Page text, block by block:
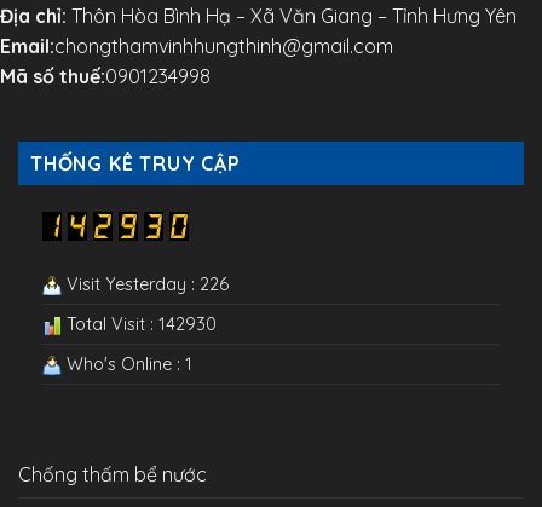
Địa chỉ: Thôn Hòa Bình Hạ – Xã Văn Giang – Tỉnh Hưng Yên
Email:chongthamvinhhungthinh@gmail.com
Mã số thuế:0901234998
THỐNG KÊ TRUY CẬP
Visit Yesterday : 226
Total Visit : 142930
Who's Online : 1
Chống thấm bể nước